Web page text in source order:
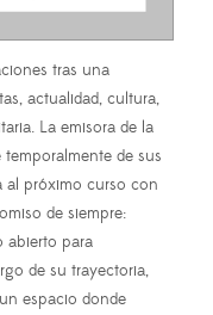
tras una
actualidad, cultura,
La emisora de la
temporalmente de sus
al próximo curso con
de siempre:
abierto para
de su trayectoria,
espacio donde